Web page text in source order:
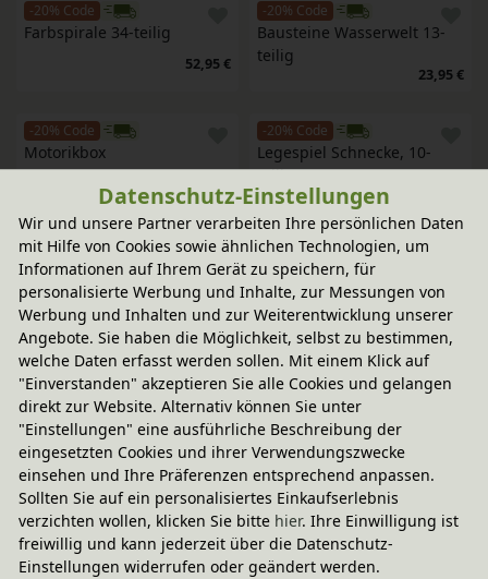
-20% Code
Farbspirale 34-teilig
52,95 €
-20% Code
Bausteine Wasserwelt 13-
teilig
23,95 €
-20% Code
Motorikbox
37,95 €
-20% Code
Legespiel Schnecke, 10-
teilig
-20% Code
Bausteine Sonnenaufgang
6-teilig
14,95 €
-20% Code
Legespiel Vier Jahreszeiten,
25-teilig
71,95 €
-20% Code
Regenbogen Bausteine, 11-
teilig
56,95 €
SCHNELLE LIEFERUNG
Datenschutz-Einstellungen
Wir und unsere Partner verarbeiten Ihre persönlichen Daten
mit Hilfe von Cookies sowie ähnlichen Technologien, um
Informationen auf Ihrem Gerät zu speichern, für
personalisierte Werbung und Inhalte, zur Messungen von
Werbung und Inhalten und zur Weiterentwicklung unserer
Angebote. Sie haben die Möglichkeit, selbst zu bestimmen,
welche Daten erfasst werden sollen. Mit einem Klick auf
"Einverstanden" akzeptieren Sie alle Cookies und gelangen
direkt zur Website. Alternativ können Sie unter
"Einstellungen" eine ausführliche Beschreibung der
eingesetzten Cookies und ihrer Verwendungszwecke
einsehen und Ihre Präferenzen entsprechend anpassen.
Sollten Sie auf ein personalisiertes Einkaufserlebnis
verzichten wollen, klicken Sie bitte hier. Ihre Einwilligung ist
freiwillig und kann jederzeit über die Datenschutz-
Einstellungen widerrufen oder geändert werden.